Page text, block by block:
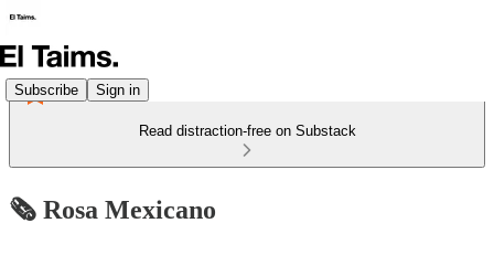
Subscribe Sign in
Read distraction-free on Substack
🗞️ Rosa Mexicano